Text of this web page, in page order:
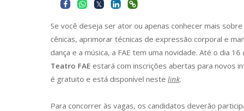
Se você deseja ser ator ou apenas conhecer mais
cênicas, aprimorar técnicas de expressão corporal e
dança e a música, a FAE tem uma novidade. Até o dia 16
Teatro FAE estará com inscrições abertas para novos
é gratuito e está disponível neste link.
Para concorrer às vagas, os candidatos deverão